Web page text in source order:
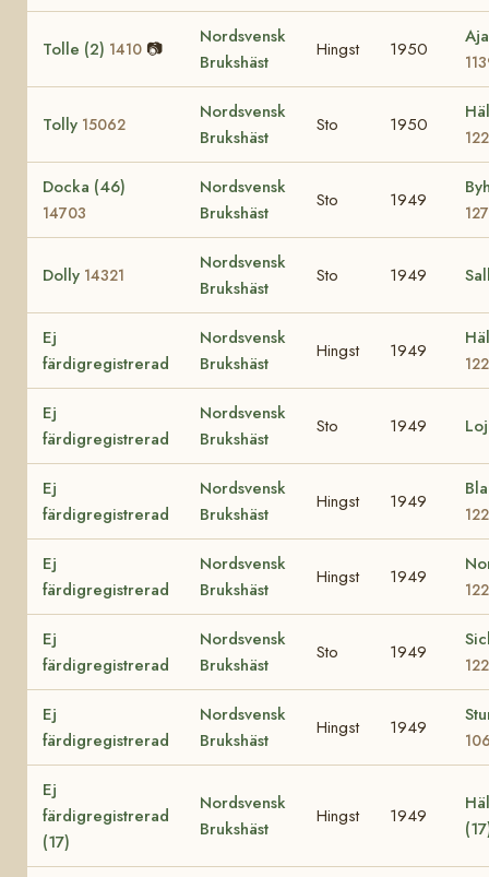
Tolle (2) 1410 📷
Nordsvensk
Brukshäst
Hingst 1950
Tolly 15062
Nordsvensk
Brukshäst
Sto 1950
Docka (46)
14703
Nordsvensk
Brukshäst
Sto 1949
Dolly 14321
Nordsvensk
Brukshäst
Sto 1949
Ej
färdigregistrerad
Nordsvensk
Brukshäst
Hingst 1949
Ej
färdigregistrerad
Nordsvensk
Brukshäst
Sto 1949
Ej
färdigregistrerad
Nordsvensk
Brukshäst
Hingst 1949
Ej
färdigregistrerad
Nordsvensk
Brukshäst
Hingst 1949
Ej
färdigregistrerad
Nordsvensk
Brukshäst
Sto 1949
Ej
färdigregistrerad
Nordsvensk
Brukshäst
Hingst 1949
Ej
färdigregistrerad
(17)
Nordsvensk
Brukshäst
Hingst 1949